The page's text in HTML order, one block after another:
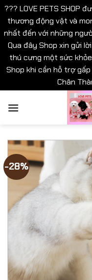
??? LOVE PETS SHOP
thương động vật và
nhất đến với những
Qua đây Shop xin gửi
thú cưng một sức
Shop khi cần hỗ trợ gấp
Chân
qua
-28%